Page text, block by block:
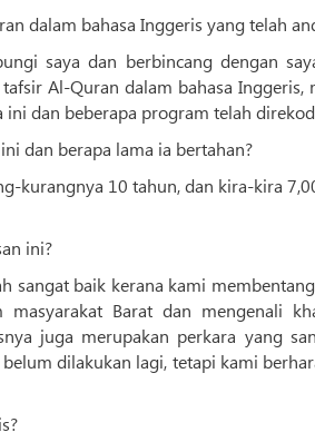
dalam bahasa Inggeris yang telah
saya dan berbincang dengan
Al-Quran dalam bahasa Inggeris,
dan beberapa program telah
dan berapa lama ia bertahan?
kurangnya 10 tahun, dan kira-kira
ini?
sangat baik kerana kami
Barat dan mengenali
juga merupakan perkara yang
dilakukan lagi, tetapi kami